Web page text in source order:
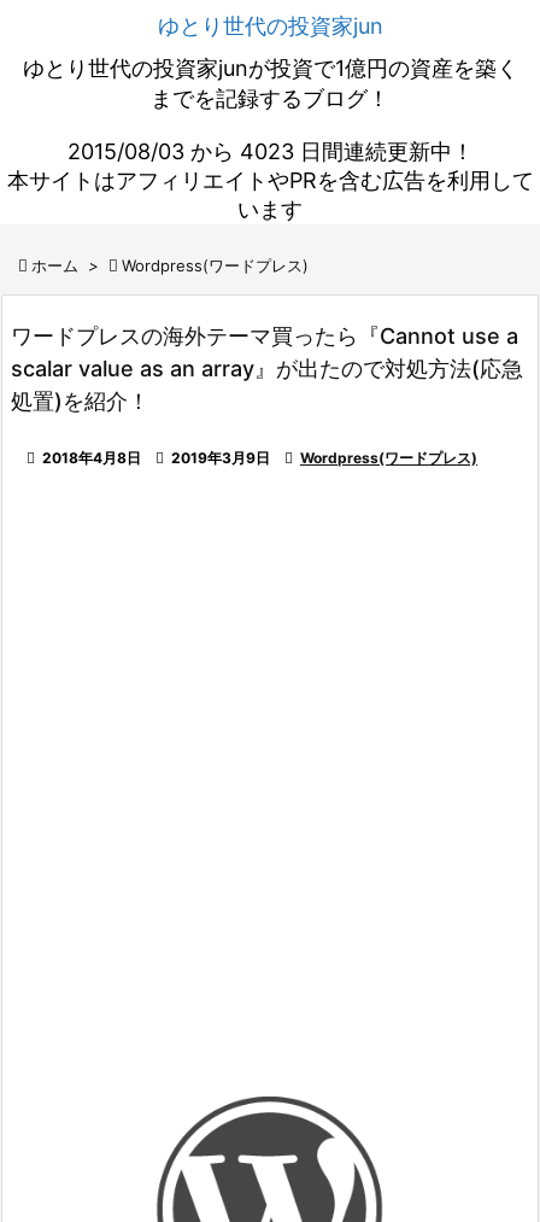
ゆとり世代の投資家jun
ゆとり世代の投資家junが投資で1億円の資産を築く
までを記録するブログ！
2015/08/03 から 4023 日間連続更新中！
本サイトはアフィリエイトやPRを含む広告を利用して
います
 ホーム >  Wordpress(ワードプレス)
ワードプレスの海外テーマ買ったら『Cannot use a
scalar value as an array』が出たので対処方法(応急
処置)を紹介！
 2018年4月8日  2019年3月9日  Wordpress(ワードプレス)